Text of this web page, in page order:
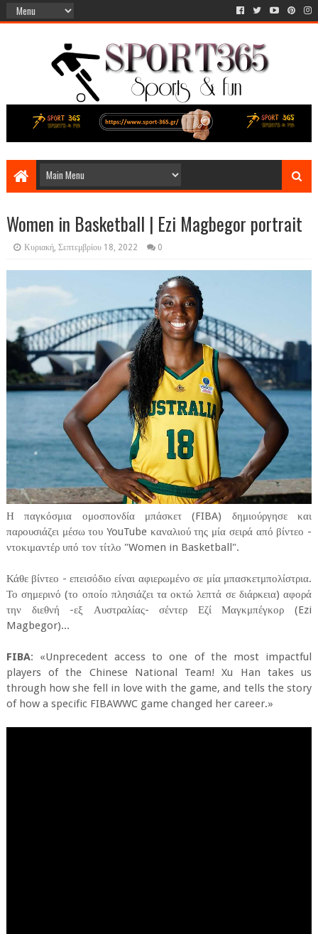
Women in Basketball | Ezi Magbegor portrait
Κυριακή, Σεπτεμβρίου 18, 2022 0
Η παγκόσμια ομοσπονδία μπάσκετ (FIBA) δημιούργησε και
παρουσιάζει μέσω του YouTube καναλιού της μία σειρά από βίντεο -
ντοκιμαντέρ υπό τον τίτλο "Women in Basketball".
Κάθε βίντεο - επεισόδιο είναι αφιερωμένο σε μία μπασκετμπολίστρια.
Το σημερινό (το οποίο πλησιάζει τα οκτώ λεπτά σε διάρκεια) αφορά
την διεθνή -εξ Αυστραλίας- σέντερ Εζί Μαγκμπέγκορ (Ezi
Magbegor)...
FIBA: «Unprecedent access to one of the most impactful
players of the Chinese National Team! Xu Han takes us
through how she fell in love with the game, and tells the story
of how a specific FIBAWWC game changed her career.»